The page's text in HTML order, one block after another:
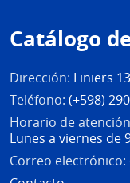
de
página
Catálogo
Dirección: Liniers
Teléfono: (+598)
Horario de
Lunes a viernes de
Correo electrónico: